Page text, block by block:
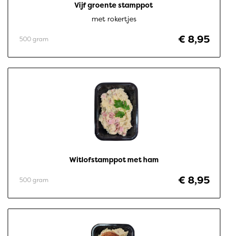
Vijf groente stamppot
met rokertjes
€ 8,95
500 gram
Witlofstamppot met ham
€ 8,95
500 gram